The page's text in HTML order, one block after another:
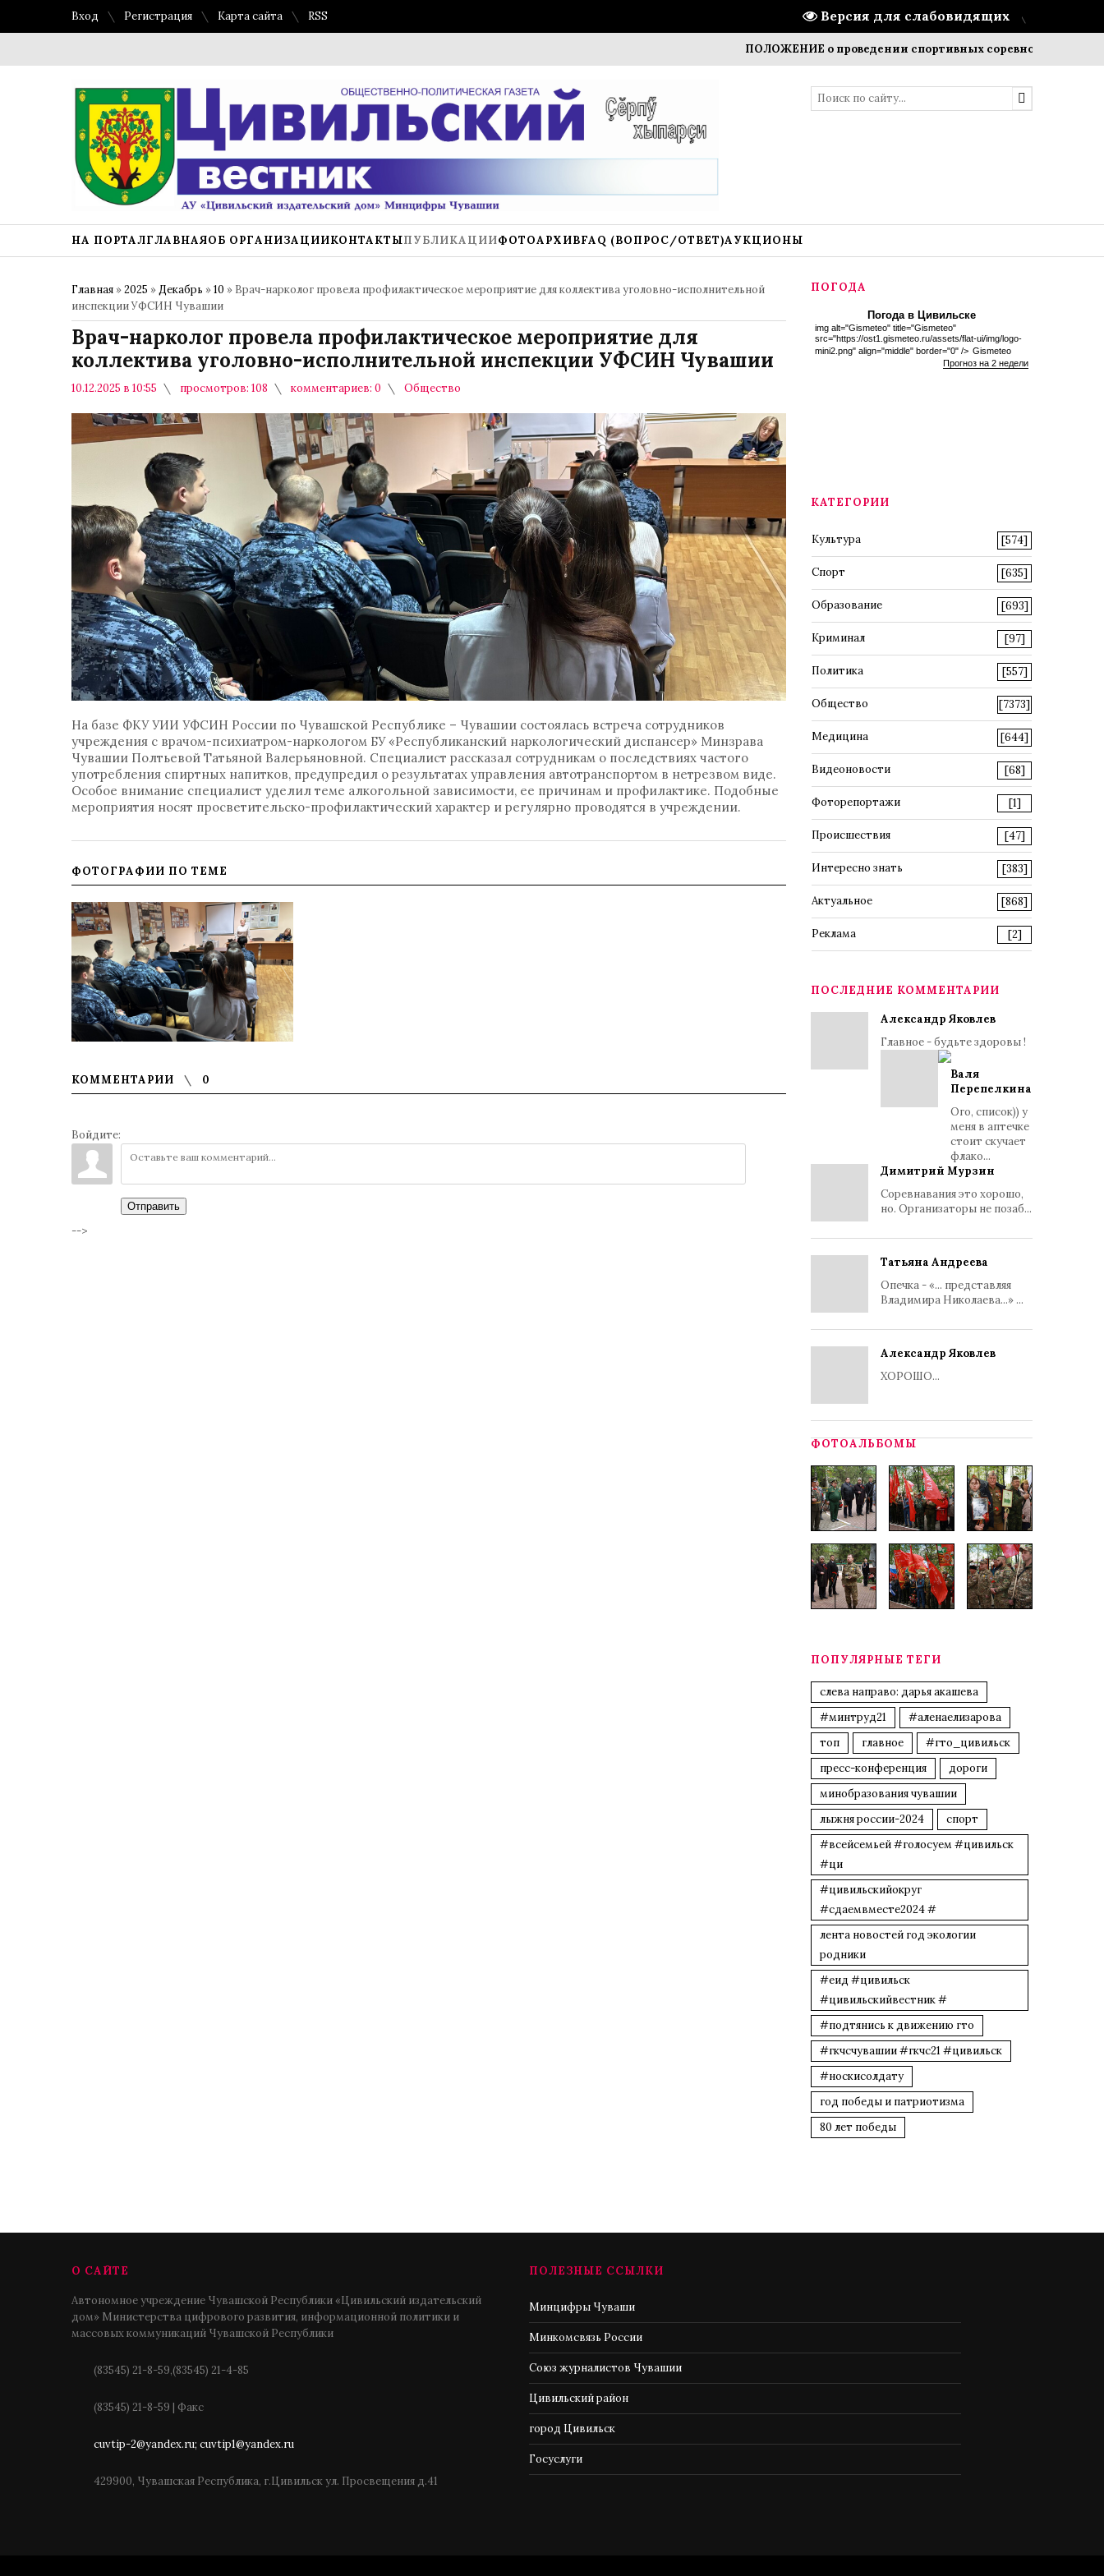
Версия для слабовидящих
Вход Регистрация Карта сайта RSS
ПОЛОЖЕНИЕ о проведении спортивных соревнований и
НА ПОРТАЛГЛАВНАЯОБ ОРГАНИЗАЦИИКОНТАКТЫПУБЛИКАЦИИФОТОАРХИВFAQ (ВОПРОС/ОТВЕТ)АУКЦИОНЫ
Главная »2025 »Декабрь »10 » Врач-нарколог провела профилактическое мероприятие для коллектива уголовно-исполнительной
инспекции УФСИН Чувашии
Врач-нарколог провела профилактическое мероприятие для
коллектива уголовно-исполнительной инспекции УФСИН Чувашии
10.12.2025 в 10:55 просмотров: 108 комментариев: 0 Общество
На базе ФКУ УИИ УФСИН России по Чувашской Республике – Чувашии состоялась встреча сотрудников
учреждения с врачом-психиатром-наркологом БУ «Республиканский наркологический диспансер» Минзрава
Чувашии Полтьевой Татьяной Валерьяновной. Специалист рассказал сотрудникам о последствиях частого
употребления спиртных напитков, предупредил о результатах управления автотранспортом в нетрезвом виде.
Особое внимание специалист уделил теме алкогольной зависимости, ее причинам и профилактике. Подобные
мероприятия носят просветительско-профилактический характер и регулярно проводятся в учреждении.
ФОТОГРАФИИ ПО ТЕМЕ
КОММЕНТАРИИ 0
Войдите:
Отправить
-->
ПОГОДА
Погода в Цивильске
img alt="Gismeteo" title="Gismeteo"
src="https://ost1.gismeteo.ru/assets/flat-ui/img/logo-
mini2.png" align="middle" border="0" /> Gismeteo
Прогноз на 2 недели
КАТЕГОРИИ
Культура [574]
Спорт [635]
Образование [693]
Криминал [97]
Политика [557]
Общество [7373]
Медицина [644]
Видеоновости [68]
Фоторепортажи [1]
Происшествия [47]
Интересно знать [383]
Актуальное [868]
Реклама [2]
ПОСЛЕДНИЕ КОММЕНТАРИИ
Александр Яковлев
Главное - будьте здоровы !
Валя
Перепелкина
Ого, список)) у
меня в аптечке
стоит скучает
флако...
Димитрий Мурзин
Соревнавания это хорошо,
но. Организаторы не позаб...
Татьяна Андреева
Опечка - «... представляя
Владимира Николаева...» ...
Александр Яковлев
ХОРОШО...
ФОТОАЛЬБОМЫ
ПОПУЛЯРНЫЕ ТЕГИ
слева направо: дарья акашева
#минтруд21
#аленаелизарова
топ
главное
#гто_цивильск
пресс-конференция
дороги
минобразования чувашии
лыжня россии-2024
спорт
#всейсемьей #голосуем #цивильск
#ци
#цивильскийокруг
#сдаемвместе2024 #
лента новостей год экологии
родники
#еид #цивильск
#цивильскийвестник #
#подтянись к движению гто
#гкчсчувашии #гкчс21 #цивильск
#носкисолдату
год победы и патриотизма
80 лет победы
О САЙТЕ
Автономное учреждение Чувашской Республики «Цивильский издательский
дом» Министерства цифрового развития, информационной политики и
массовых коммуникаций Чувашской Республики
(83545) 21-8-59,(83545) 21-4-85
(83545) 21-8-59 | Факс
cuvtip-2@yandex.ru; cuvtip1@yandex.ru
429900, Чувашская Республика, г.Цивильск ул. Просвещения д.41
ПОЛЕЗНЫЕ ССЫЛКИ
Минцифры Чуваши
Минкомсвязь России
Союз журналистов Чувашии
Цивильский район
город Цивильск
Госуслуги